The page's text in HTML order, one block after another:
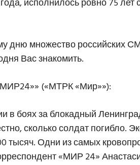
исполнилось ровно 75
дню множество российских
Вас знакомить.
(«МТРК «Мир»»):
в боях за блокадный
сколько солдат
тысяч. Одни из самых
«МИР 24»